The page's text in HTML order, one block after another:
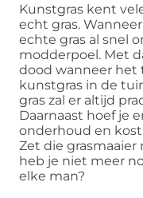
Kunstgras kent
echt gras.
echte gras al snel
modderpoel. Met
dood wanneer het
kunstgras in de
gras zal er altijd
Daarnaast hoef je
onderhoud en
Zet die grasmaaier
heb je niet meer
elke man?